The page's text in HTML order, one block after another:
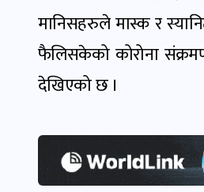
मानिसहरुले मास्क र
फैलिसकेको कोरोना
देखिएको छ ।